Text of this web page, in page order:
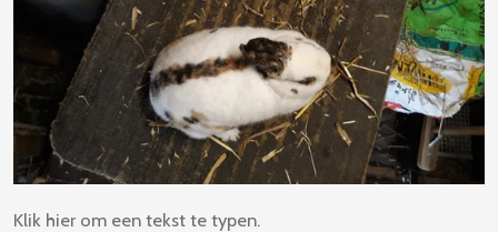
Klik hier om een tekst te typen.